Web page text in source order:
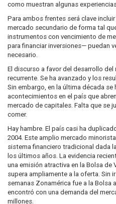
como muestran algunas
Para ambos frentes será clave
mercado secundario de forma tal
instrumentos con vencimiento de
para financiar inversiones— puedan
necesario.
El discurso a favor del desarrollo
recurrente. Se ha avanzado y los
Sin embargo, en la última década
acontecimientos en el país que
mercado de capitales. Falta que se
comer.
Hay hambre. El país casi ha
2004. Este amplio mercado
sistema financiero tradicional dada
los últimos años. La evidencia
una emisión atractiva en la Bolsa de
supera ampliamente a la oferta. Sin
semanas Zonamérica fue a la Bolsa
encontró con una demanda del
millones.